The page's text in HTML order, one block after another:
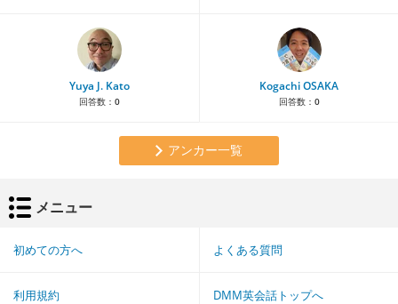
Yuya J. Kato
回答数： 0
Kogachi OSAKA
回答数： 0
アンカー一覧
メニュー
初めての方へ よくある質問
利用規約 DMM英会話トップへ